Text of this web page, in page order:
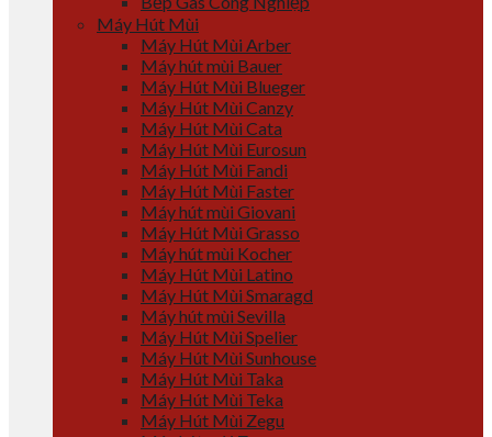
Máy Hút Mùi
Máy Hút Mùi Arber
Máy hút mùi Bauer
Máy Hút Mùi Blueger
Máy Hút Mùi Canzy
Máy Hút Mùi Cata
Máy Hút Mùi Eurosun
Máy Hút Mùi Fandi
Máy Hút Mùi Faster
Máy hút mùi Giovani
Máy Hút Mùi Grasso
Máy hút mùi Kocher
Máy Hút Mùi Latino
Máy Hút Mùi Smaragd
Máy hút mùi Sevilla
Máy Hút Mùi Spelier
Máy Hút Mùi Sunhouse
Máy Hút Mùi Taka
Máy Hút Mùi Teka
Máy Hút Mùi Zegu